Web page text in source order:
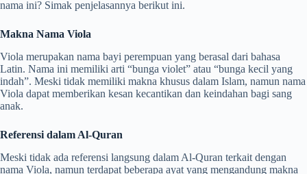
nama ini? Simak penjelasannya berikut ini.
Makna Nama Viola
Viola merupakan nama bayi perempuan yang berasal dari bahasa
Latin. Nama ini memiliki arti “bunga violet” atau “bunga kecil yang
indah”. Meski tidak memiliki makna khusus dalam Islam, namun nama
Viola dapat memberikan kesan kecantikan dan keindahan bagi sang
anak.
Referensi dalam Al-Quran
Meski tidak ada referensi langsung dalam Al-Quran terkait dengan
nama Viola, namun terdapat beberapa ayat yang mengandung makna